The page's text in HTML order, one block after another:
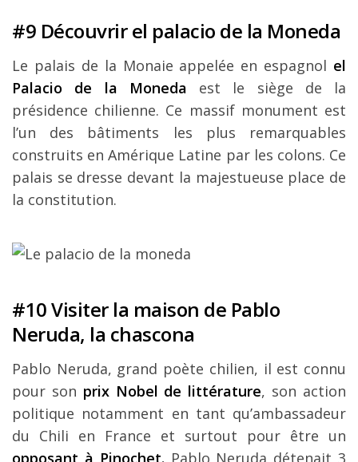
#9 Découvrir el palacio de la Moneda
Le palais de la Monaie appelée en espagnol el
Palacio de la Moneda est le siège de la
présidence chilienne. Ce massif monument est
l’un des bâtiments les plus remarquables
construits en Amérique Latine par les colons. Ce
palais se dresse devant la majestueuse place de
la constitution.
#10 Visiter la maison de Pablo
Neruda, la chascona
Pablo Neruda, grand poète chilien, il est connu
pour son prix Nobel de littérature, son action
politique notamment en tant qu’ambassadeur
du Chili en France et surtout pour être un
opposant à Pinochet. Pablo Neruda détenait 3